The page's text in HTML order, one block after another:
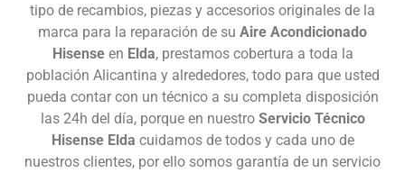
tipo de recambios, piezas y accesorios originales de la
marca para la reparación de su Aire Acondicionado
Hisenseen Elda, prestamos cobertura a toda la
población Alicantina y alrededores, todo para que usted
pueda contar con un técnico a su completa disposición
las 24h del día, porque en nuestro Servicio Técnico
Hisense Elda cuidamos de todos y cada uno de
nuestros clientes, por ello somos garantía de un servicio